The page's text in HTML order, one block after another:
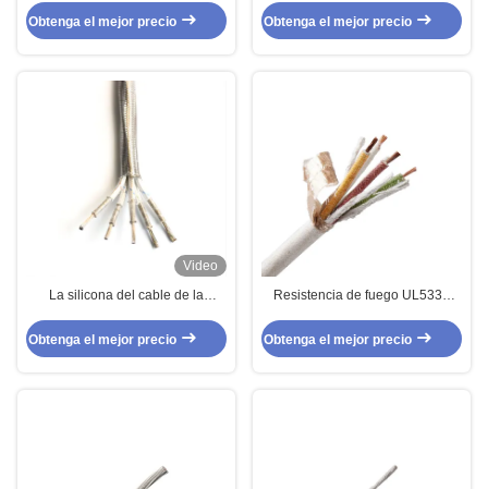
fibra de vidrio aisló
Obtenga el mejor precio
del alambre para los dispositivos
electrónicos
Obtenga el mejor precio
Video
La silicona del cable de la
With Tracer Fire de 5 bases
Obtenga el mejor precio
Resistencia de fuego UL5335
Wire para la instrumentación
Obtenga el mejor precio